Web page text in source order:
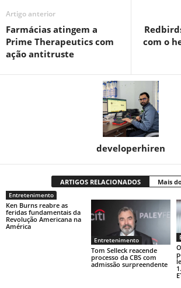
Artigo anterior
Farmácias atingem a
Prime Therapeutics com
ação antitruste
com o
developerhiren
ARTIGOS RELACIONADOS Mais
Entretenimento
Ken Burns reabre as
feridas fundamentais da
Revolução Americana na
América
Entretenimento
Tom Selleck reacende
processo da CBS com
admissão surpreendente